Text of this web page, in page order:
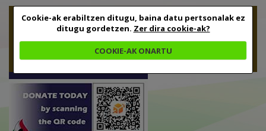
Cookie-ak erabiltzen ditugu, baina datu pertsonalak ez
ditugu gordetzen. Zer dira cookie-ak?
COOKIE-AK ONARTU